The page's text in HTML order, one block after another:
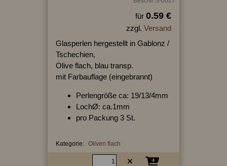
für 0.59 €
zzgl. Versand
Glasperlen hergestellt in Gablonz /
Tschechien,
Olive flach, blau transp.
mit Farbauflage (eingebrannt)
Perlengröße ca: 19/13/4mm
LochØ: ca.1mm
pro Packung 3 St.
Kategorie: Oliven flach